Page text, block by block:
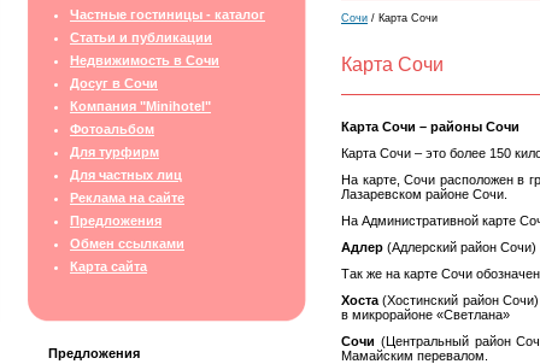
Частные гостиницы - каталог
Статьи и публикации
Недвижимость в Сочи
Досуг в Сочи
Компания "Minihotel"
Фотоальбом
Для турфирм
Для частных лиц
Реклама на сайте
Предложения
Обмен ссылками
Карта сайта
Предложения
Сочи / Карта Сочи
Карта Сочи
Карта Сочи – районы Сочи
Карта Сочи – это более 150
На карте, Сочи расположен в
Лазаревском районе Сочи.
На Административной карте
Адлер (Адлерский район Сочи)
Так же на карте Сочи
Хоста (Хостинский район
в микрорайоне «Светлана»
Сочи (Центральный район
Мамайским перевалом.